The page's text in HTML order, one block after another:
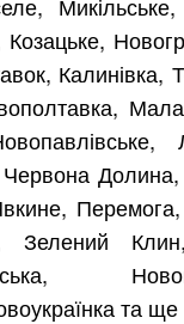
Калинівка,
Перемога,
Зелений
та ще